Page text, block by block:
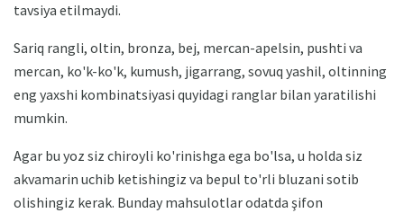
tavsiya etilmaydi.
Sariq rangli, oltin, bronza, bej, mercan-apelsin, pushti va
mercan, ko'k-ko'k, kumush, jigarrang, sovuq yashil, oltinning
eng yaxshi kombinatsiyasi quyidagi ranglar bilan yaratilishi
mumkin.
Agar bu yoz siz chiroyli ko'rinishga ega bo'lsa, u holda siz
akvamarin uchib ketishingiz va bepul to'rli bluzani sotib
olishingiz kerak. Bunday mahsulotlar odatda şifon